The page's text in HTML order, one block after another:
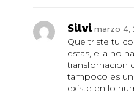
Silvi marzo 4,
Que triste tu
estas, ella no
transfornacion
tampoco es
existe en lo